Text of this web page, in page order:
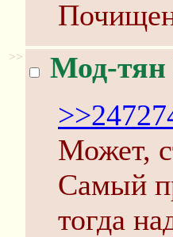
>> Мод-тян
Может,
Самый
тогда